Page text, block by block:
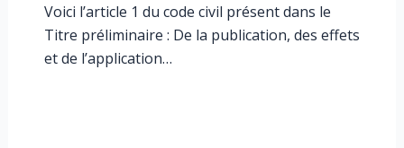
Voici l’article 1 du code civil présent dans le
Titre préliminaire : De la publication, des effets
et de l’application…